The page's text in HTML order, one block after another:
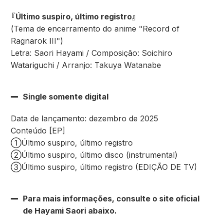
『Último suspiro, último registro』
(Tema de encerramento do anime "Record of
Ragnarok III")
Letra: Saori Hayami / Composição: Soichiro
Watariguchi / Arranjo: Takuya Watanabe
Single somente digital
Data de lançamento: dezembro de 2025
Conteúdo [EP]
①Último suspiro, último registro
②Último suspiro, último disco (instrumental)
③Último suspiro, último registro (EDIÇÃO DE TV)
Para mais informações, consulte o site oficial
de Hayami Saori abaixo.